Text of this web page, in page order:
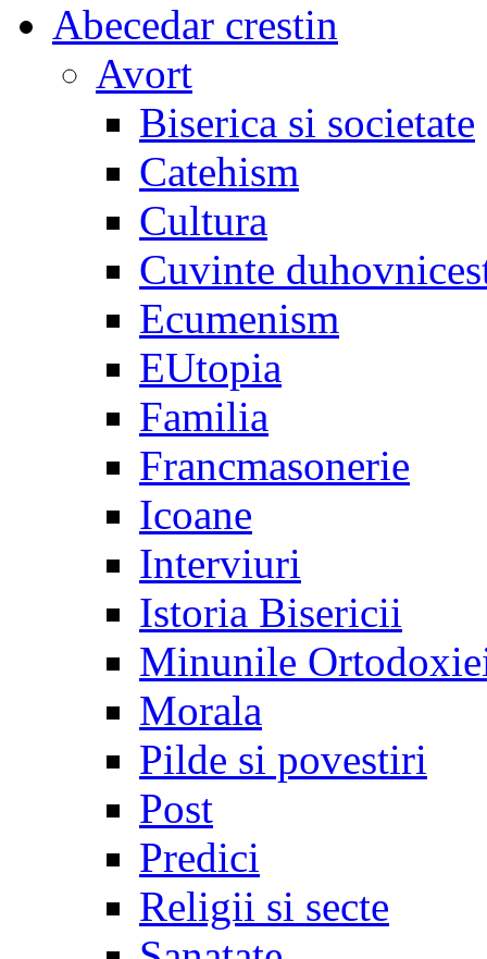
Abecedar crestin
Avort
Biserica si societate
Catehism
Cultura
Cuvinte
Ecumenism
EUtopia
Familia
Francmasonerie
Icoane
Interviuri
Istoria Bisericii
Minunile
Morala
Pilde si povestiri
Post
Predici
Religii si secte